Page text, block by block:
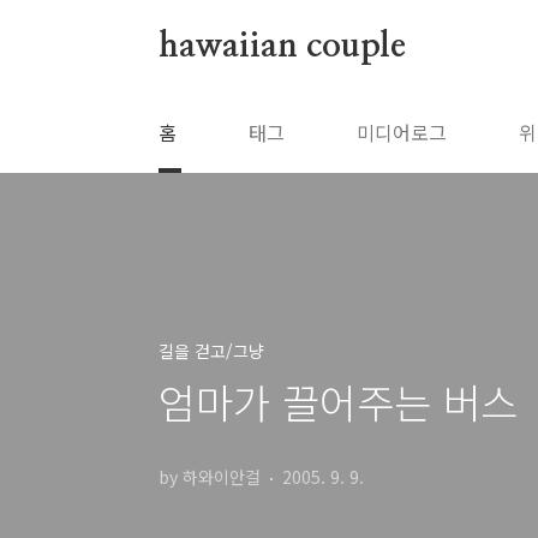
hawaiian couple
홈 태그 미디어로그
길을 걷고/그냥
엄마가 끌어주는 버스
by 하와이안걸 2005. 9. 9.